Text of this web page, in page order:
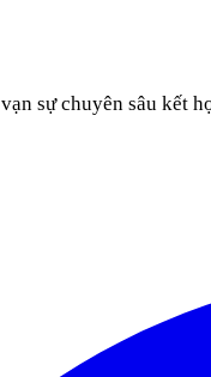
sự chuyên sâu kết